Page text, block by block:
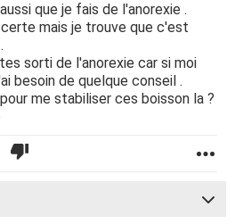
que je fais de l'anorexie .
mais je trouve que c'est
sorti de l'anorexie car si moi
besoin de quelque conseil .
me stabiliser ces boisson la ?